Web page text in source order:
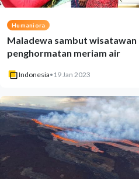
Humaniora
Maladewa sambut wisatawan
penghormatan meriam air
Indonesia• 19 Jan 2023